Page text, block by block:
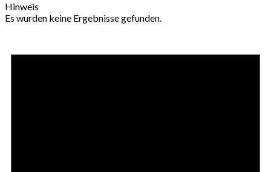
Hinweis
Es wurden keine Ergebnisse gefunden.